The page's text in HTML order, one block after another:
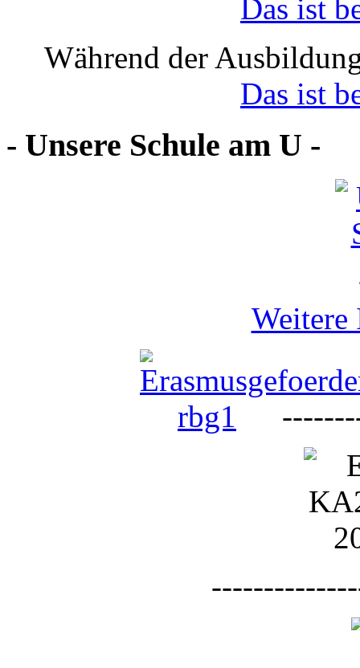
Das ist
Während der
Das ist
- Unsere Schule am U -
Weitere